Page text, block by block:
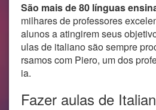
São mais de 80 línguas
milhares de professores
alunos a atingirem seus
ulas de italiano são sempre
rsamos com Piero, um dos
ia.
Fazer aulas de